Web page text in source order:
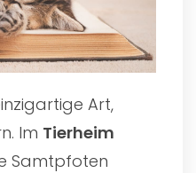
Art,
Im Tierheim
Samtpfoten